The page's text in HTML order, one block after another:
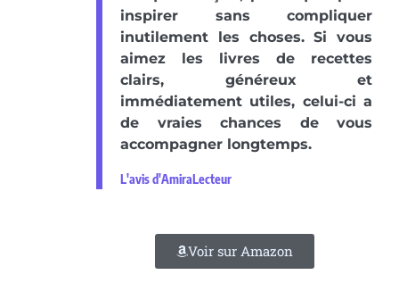
inspirer sans compliquer
inutilement les choses. Si vous
aimez les livres de recettes
clairs, généreux et
immédiatement utiles, celui-ci a
de vraies chances de vous
accompagner longtemps.
L'avis d'AmiraLecteur
Voir sur Amazon